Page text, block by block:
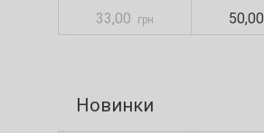
33,00 грн 50,00
Новинки